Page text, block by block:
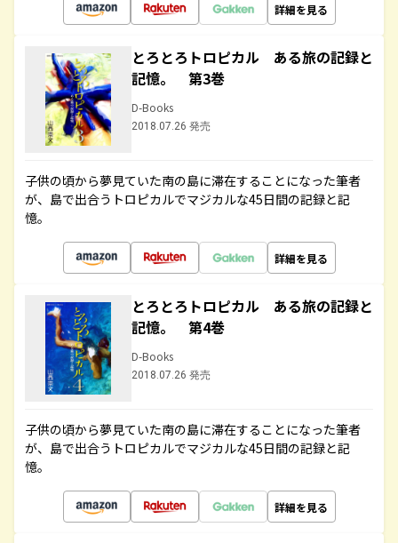
詳細を見る
とろとろトロピカル ある旅の記録と
記憶。 第3巻
D-Books
2018.07.26 発売
子供の頃から夢見ていた南の島に滞在することになった筆者
が、島で出合うトロピカルでマジカルな45日間の記録と記
憶。
詳細を見る
とろとろトロピカル ある旅の記録と
記憶。 第4巻
D-Books
2018.07.26 発売
子供の頃から夢見ていた南の島に滞在することになった筆者
が、島で出合うトロピカルでマジカルな45日間の記録と記
憶。
詳細を見る